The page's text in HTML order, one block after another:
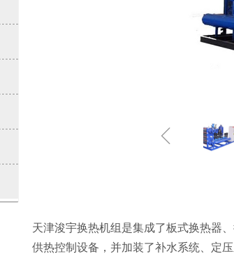
ꁆ
天津浚宇换热机组是集成了板式换热器
供热控制设备，并加装了补水系统、定